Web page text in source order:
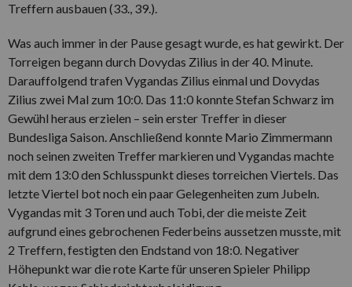
Treffern ausbauen (33., 39.).
Was auch immer in der Pause gesagt wurde, es hat gewirkt. Der
Torreigen begann durch Dovydas Zilius in der 40. Minute.
Darauffolgend trafen Vygandas Zilius einmal und Dovydas
Zilius zwei Mal zum 10:0. Das 11:0 konnte Stefan Schwarz im
Gewühl heraus erzielen – sein erster Treffer in dieser
Bundesliga Saison. Anschließend konnte Mario Zimmermann
noch seinen zweiten Treffer markieren und Vygandas machte
mit dem 13:0 den Schlusspunkt dieses torreichen Viertels. Das
letzte Viertel bot noch ein paar Gelegenheiten zum Jubeln.
Vygandas mit 3 Toren und auch Tobi, der die meiste Zeit
aufgrund eines gebrochenen Federbeins aussetzen musste, mit
2 Treffern, festigten den Endstand von 18:0. Negativer
Höhepunkt war die rote Karte für unseren Spieler Philipp